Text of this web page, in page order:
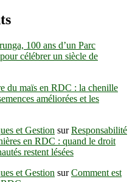
100 ans d’un Parc
célébrer un siècle de
du maïs en RDC : la chenille
améliorées et les
et Gestion surResponsabilité
en RDC : quand le droit
restent lésées
et Gestion surComment est